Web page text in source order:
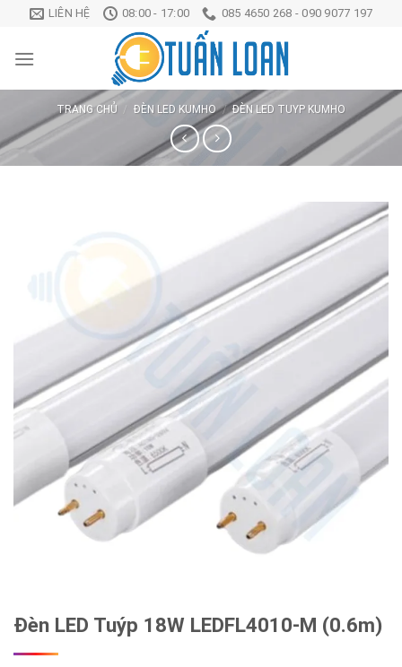
Chuyển
nội
LIÊN HỆ 08:00 - 17:00 085 4650 268 - 090 9077 197
TRANG CHỦ / ĐÈN LED KUMHO / ĐÈN LED TUYP KUMHO
Đèn LED Tuýp 18W LEDFL4010-M (0.6m)